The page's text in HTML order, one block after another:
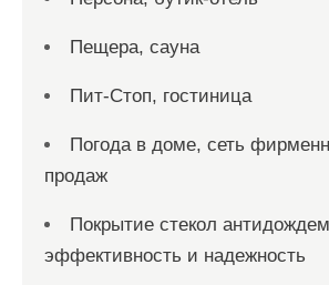
Пещера, сауна
Пит-Стоп, гостиница
Погода в доме, сеть
продаж
Покрытие стекол
эффективность и надежность